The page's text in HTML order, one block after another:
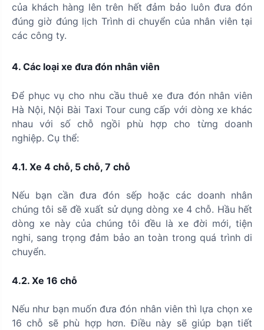
của khách hàng lên trên hết đảm bảo luôn đưa đón
đúng giờ đúng lịch Trình di chuyển của nhân viên tại
các công ty.
4. Các loại xe đưa đón nhân viên
Để phục vụ cho nhu cầu thuê xe đưa đón nhân viên
Hà Nội, Nội Bài Taxi Tour cung cấp với dòng xe khác
nhau với số chỗ ngồi phù hợp cho từng doanh
nghiệp. Cụ thể:
4.1. Xe 4 chỗ, 5 chỗ, 7 chỗ
Nếu bạn cần đưa đón sếp hoặc các doanh nhân
chúng tôi sẽ đề xuất sử dụng dòng xe 4 chỗ. Hầu hết
dòng xe này của chúng tôi đều là xe đời mới, tiện
nghi, sang trọng đảm bảo an toàn trong quá trình di
chuyển.
4.2. Xe 16 chỗ
Nếu như bạn muốn đưa đón nhân viên thì lựa chọn xe
16 chỗ sẽ phù hợp hơn. Điều này sẽ giúp bạn tiết